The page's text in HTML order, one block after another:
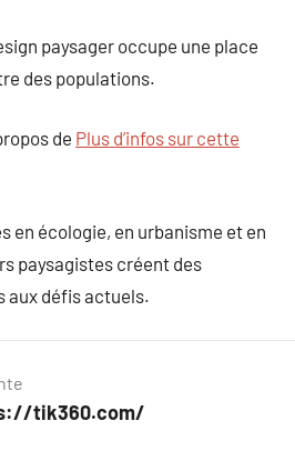
paysager occupe une place
des populations.
de Plus d’infos sur cette
en écologie, en urbanisme et en
paysagistes créent des
aux défis actuels.
tik360.com/